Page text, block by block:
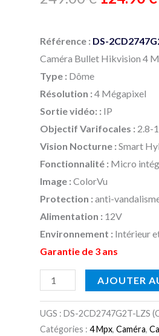
initial
249.00 €.
Référence : DS-
Caméra Bullet Hikvision 4
Type : Dôme
Résolution : 4 Mégapixel
Sortie vidéo: : IP
Objectif Varifocales : 2.8-
Vision Nocturne : Smart
Fonctionnalité : Micro
Image : ColorVu
Protection : anti-
Alimentation : 12V
Environnement : Intérieur
Garantie de 3 ans
IP
Hikvision
4MP
Dôme
DS-
2CD2747G2T-
LZS
(C)
(2.8mm)
micro
intégré
-
Motion
Detection
2.0
-
vision
AJOUTER
UGS :DS-2CD2747G2T-LZS
Catégories :4 Mpx,Caméra,